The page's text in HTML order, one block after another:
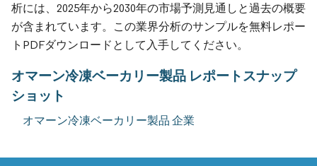
析には、2025年から2030年の市場予測見通しと過去の概要
が含まれています。この業界分析のサンプルを無料レポー
トPDFダウンロードとして入手してください。
オマーン冷凍ベーカリー製品 レポートスナップ
ショット
オマーン冷凍ベーカリー製品 企業